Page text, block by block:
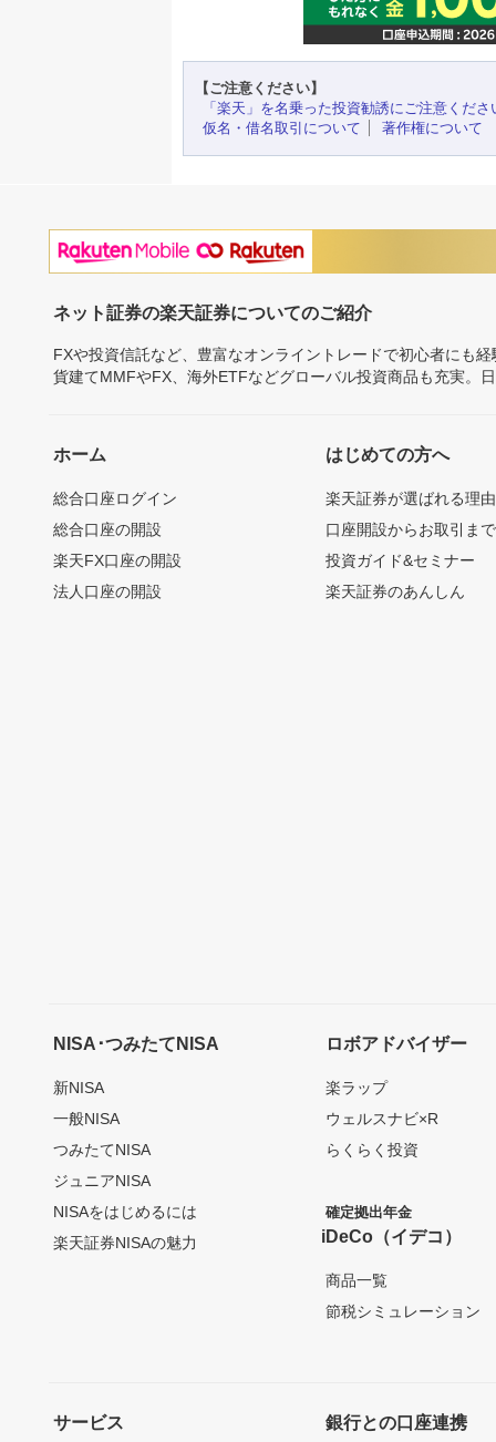
【ご注意ください】
「楽天」を名乗った投資勧誘にご注意くださ
仮名・借名取引について
著作権について
ネット証券の楽天証券についてのご紹介
FXや投資信託など、豊富なオンライントレードで初心者にも
貨建てMMFやFX、海外ETFなどグローバル投資商品も充実。
ホーム
総合口座ログイン
総合口座の開設
楽天FX口座の開設
法人口座の開設
はじめての方へ
楽天証券が選ばれる理由
口座開設からお取引ま
投資ガイド&セミナー
楽天証券のあんしん
NISA･つみたてNISA
新NISA
一般NISA
つみたてNISA
ジュニアNISA
NISAをはじめるには
楽天証券NISAの魅力
ロボアドバイザー
楽ラップ
ウェルスナビ×R
らくらく投資
確定拠出年金
iDeCo（イデコ）
商品一覧
節税シミュレーション
サービス 銀行との口座連携